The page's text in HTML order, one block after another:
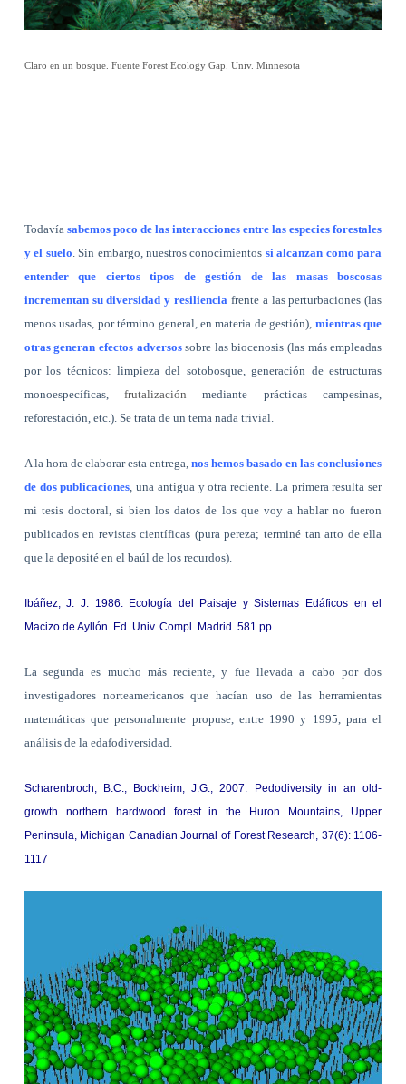
Claro en un bosque. Fuente Forest Ecology Gap. Univ. Minnesota
Todavía sabemos poco de las interacciones entre las especies forestales
y el suelo . Sin embargo, nuestros conocimientos si alcanzan como para
entender que ciertos tipos de gestión de las masas boscosas
incrementan su diversidad y resiliencia frente a las perturbaciones (las
menos usadas, por término general, en materia de gestión), mientras que
otras generan efectos adversossobre las biocenosis (las más empleadas
por los técnicos: limpieza del sotobosque, generación de estructuras
monoespecíficas,frutalización mediante prácticas campesinas,
reforestación, etc.). Se trata de un tema nada trivial.
A la hora de elaborar esta entrega,nos hemos basado en las conclusiones
de dos publicaciones , una antigua y otra reciente. La primera resulta ser
mi tesis doctoral, si bien los datos de los que voy a hablar no fueron
publicados en revistas científicas (pura pereza; terminé tan arto de ella
que la deposité en el baúl de los recurdos).
Ibáñez, J. J. 1986. Ecología del Paisaje y Sistemas Edáficos en el
Macizo de Ayllón. Ed. Univ. Compl. Madrid. 581 pp.
La segunda es mucho más reciente, y fue llevada a cabo por dos
investigadores norteamericanos que hacían uso de las herramientas
matemáticas que personalmente propuse, entre 1990 y 1995, para el
análisis de la edafodiversidad.
Scharenbroch, B.C.; Bockheim, J.G., 2007.
Pedodiversity in an old-
growth northern hardwood forest in the
Huron Mountains, Upper
Peninsula, Michigan Canadian Journal of Forest Research, 37(6): 1106-
1117